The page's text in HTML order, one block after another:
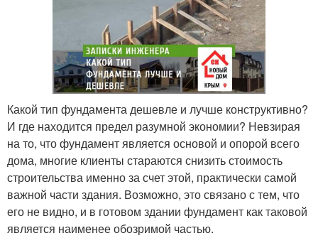
Какой тип фундамента дешевле и лучше конструктивно?
И где находится предел разумной экономии? Невзирая
на то, что фундамент является основой и опорой всего
дома, многие клиенты стараются снизить стоимость
строительства именно за счет этой, практически самой
важной части здания. Возможно, это связано с тем, что
его не видно, и в готовом здании фундамент как таковой
является наименее обозримой частью.